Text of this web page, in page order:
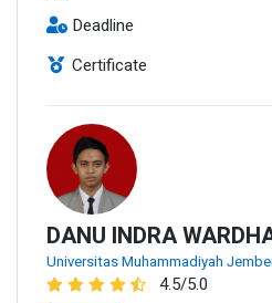
Deadline
Certificate
DANU INDRA
Universitas Muhammadiyah
4.5/5.0